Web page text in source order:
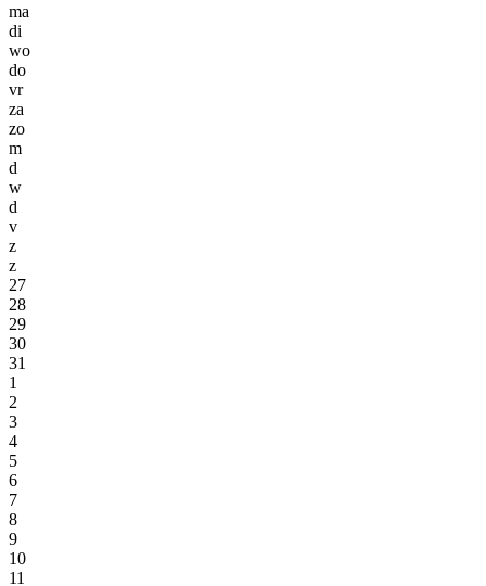
ma
di
wo
do
vr
za
zo
m
d
w
d
v
z
z
27
28
29
30
31
1
2
3
4
5
6
7
8
9
10
11